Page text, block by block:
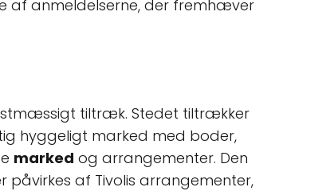
af anmeldelserne, der fremhæver
tiltræk. Stedet tiltrækker
hyggeligt marked med boder,
marked og arrangementer. Den
af Tivolis arrangementer,